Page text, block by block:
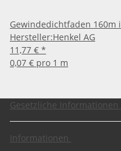
Gewindedichtfaden 160m
Hersteller:Henkel AG
11,77 € *
0,07 € pro 1 m
Gesetzliche Informationen
Informationen